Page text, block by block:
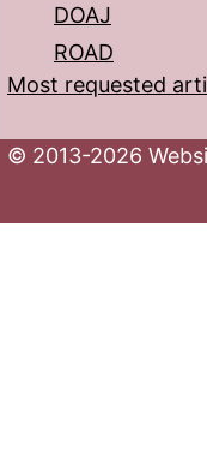
DOAJ
ROAD
Most requested
© 2013-2026